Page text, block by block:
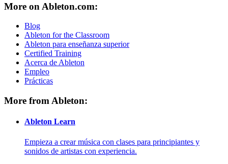
More on Ableton.com:
Blog
Ableton for the Classroom
Ableton para enseñanza superior
Certified Training
Acerca de Ableton
Empleo
Prácticas
More from Ableton:
Ableton Learn
Empieza a crear música con clases para principiantes y
sonidos de artistas con experiencia.